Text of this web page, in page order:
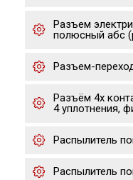
Разъем
полюсный абс
Разъем-
Разъём 4х
4 уплотнения,
Распылитель
Распылитель